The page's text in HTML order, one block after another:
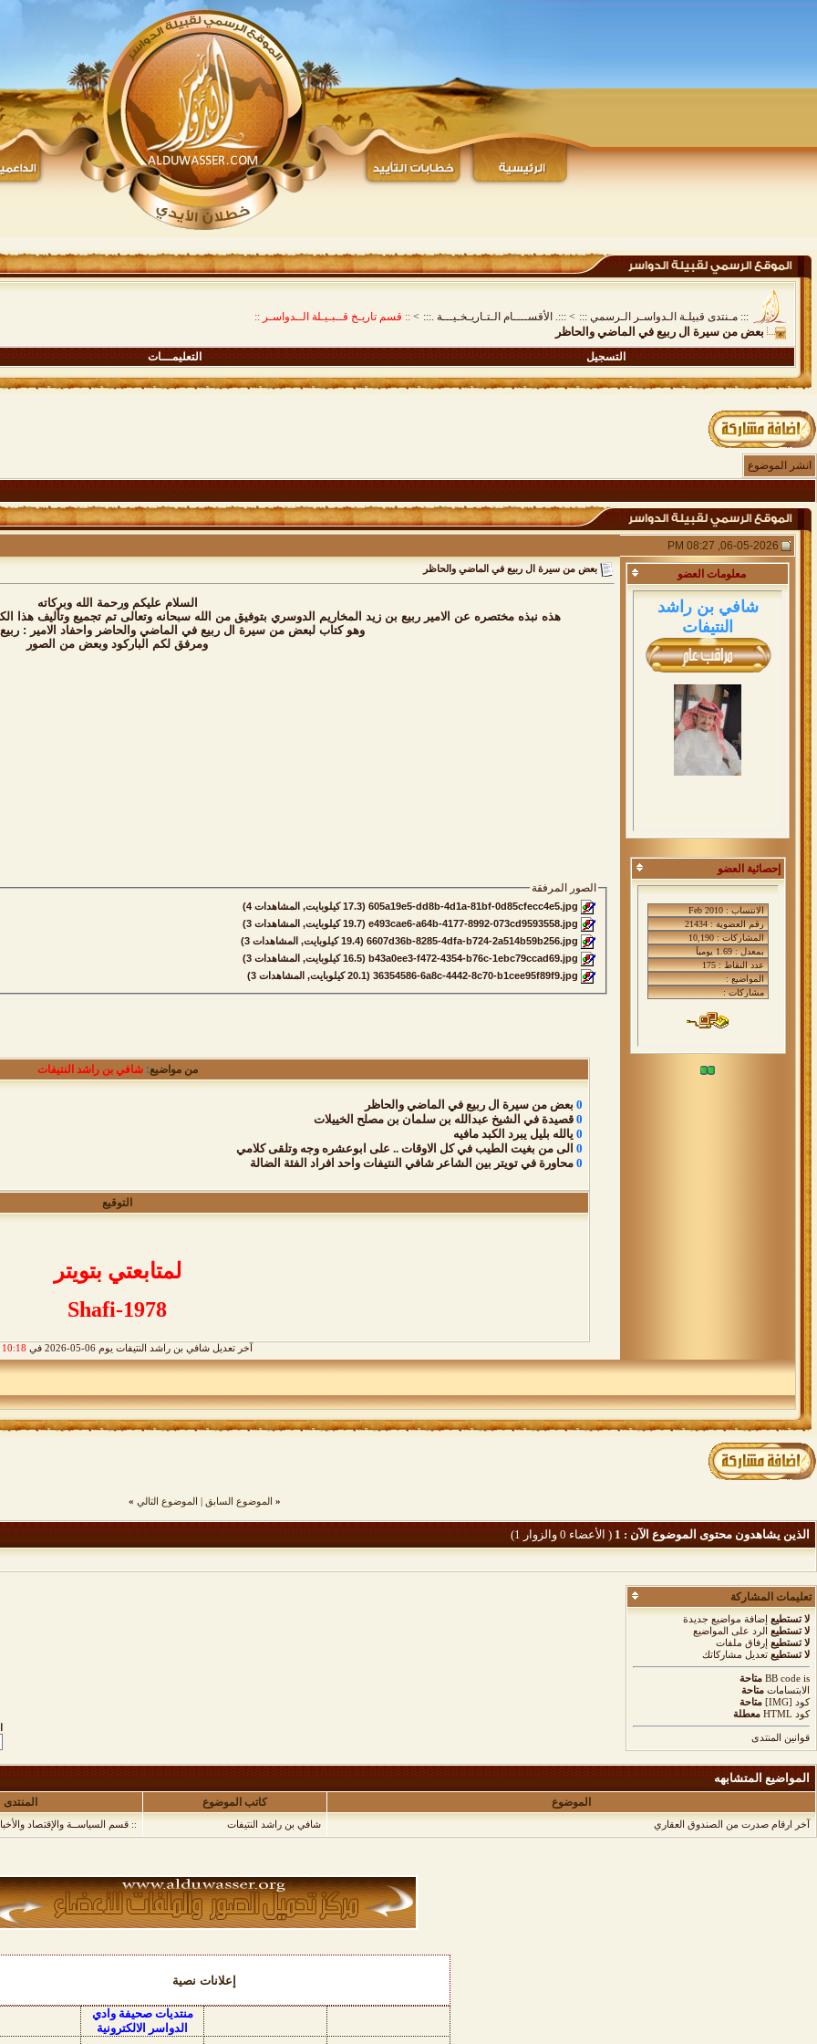
::: مـنتدى قبيلـة الـدواسـر الـرسمي ::: > :::. الأقســــام الـتـاريـخـيـــة .::: > :: قسم تاريـخ قــبـيـلة الــدواسـر ::
بعض من سيرة ال ربيع في الماضي والحاظر
التسجيل التعليمـــات
انشر الموضوع
معلومات العضو
شافي بن راشد
النتيفات
إحصائية العضو
بعض من سيرة ال ربيع في الماضي والحاظر
السلام عليكم ورحمة الله وبركاته
هذه نبذه مختصره عن الامير ربيع بن زيد المخاريم الدوسري بتوفيق من الله سبحانه وتعالى تم تجميع وتأليف هذا
وهو كتاب لبعض من سيرة ال ربيع في الماضي والحاضر واحفاد الامير :
ومرفق لكم الباركود وبعض من الصور
الصور المرفقة
605a19e5-dd8b-4d1a-81bf-0d85cfecc4e5.jpg‏
(17.3 كيلوبايت, المشاهدات 4)
e493cae6-a64b-4177-8992-073cd9593558.jpg‏ (19.7 كيلوبايت, المشاهدات 3)
6607d36b-8285-4dfa-b724-2a514b59b256.jpg‏
(19.4 كيلوبايت, المشاهدات 3)
b43a0ee3-f472-4354-b76c-1ebc79ccad69.jpg‏ (16.5 كيلوبايت, المشاهدات 3)
36354586-6a8c-4442-8c70-b1cee95f89f9.jpg‏
(20.1 كيلوبايت, المشاهدات 3)
من مواضيع: شافي بن راشد النتيفات
0 بعض من سيرة ال ربيع في الماضي والحاظر
0 قصيدة في الشيخ عبدالله بن سلمان بن مصلح الخييلات
0 يالله بليل يبرد الكبد مافيه
0 الى من بغيت الطيب في كل الاوقات .. على ابوعشره وجه وتلقى كلامي
0 محاورة في تويتر بين الشاعر شافي النتيفات واحد افراد الفئة الضالة
التوقيع
لمتابعتي بتويتر
Shafi-1978
آخر تعديل شافي بن راشد النتيفات يوم 06-05-2026 في 10:18 PM
« الموضوع السابق | الموضوع التالي »
الذين يشاهدون محتوى الموضوع الآن : 1 ( الأعضاء 0 والزوار 1)
تعليمات المشاركة
لا تستطيع إضافة مواضيع جديدة
لا تستطيع الرد على المواضيع
لا تستطيع إرفاق ملفات
لا تستطيع تعديل مشاركاتك
BB code is
متاحة
الابتسامات متاحة
كود [IMG]
متاحة
كود HTML
معطلة
قوانين المنتدى
المواضيع المتشابهه
الموضوع كاتب الموضوع المنتدى
آخر ارقام صدرت من الصندوق العقاري شافي بن راشد النتيفات :: قسم السياســة والإقتصاد
إعلانات نصية
منتديات صحيفة وادي
الدواسر الالكترونية